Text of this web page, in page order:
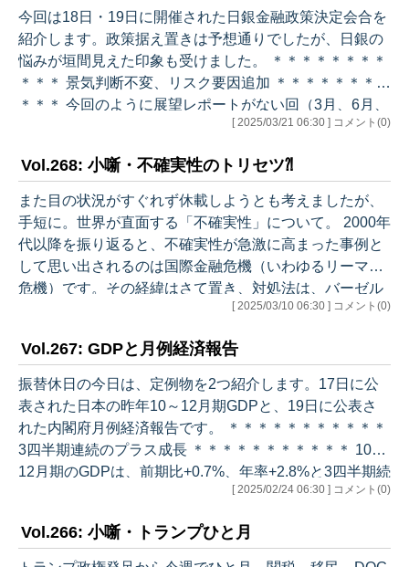
公共投資：底堅く推移している ・輸出：このところ持ち
直しの動きがみられる （先行き） ・基調：雇用・所得環
境が改善する下で、各種政策の効果もあって、緩やかな
回復が続くことが期…
今回は18日・19日に開催された日銀金融政策決定会合を
紹介します。政策据え置きは予想通りでしたが、日銀の
悩みが垣間見えた印象も受けました。 ＊＊＊＊＊＊＊＊
＊＊＊ 景気判断不変、リスク要因追加 ＊＊＊＊＊＊＊＊
＊＊＊ 今回のように展望レポートがない回（3月、6月、
9月、12月）とある回（1月、4月、7月、10月）とでは分
持。リスク要因の指摘内容については、「各国の通商政
策等の動きやその影響を受けた」との一言が追加されま
した。 （現状） ・基調：一部に弱めの動きもみられる
が、緩やかに回復している ・個人消費：物価上昇の影響
などがみられるもの…
[ 2025/03/21 06:30 ] コメント(0)
Vol.268: 小噺・不確実性のトリセツ⁈
また目の状況がすぐれず休載しようとも考えましたが、
手短に。世界が直面する「不確実性」について。 2000年
代以降を振り返ると、不確実性が急激に高まった事例と
して思い出されるのは国際金融危機（いわゆるリーマン
危機）です。その経緯はさて置き、対処法は、バーゼル
3を通じて金融機関の資本と流動性の増強を図るという
る市場の不透明性の解消の組み合わせでした。「実弾」
＋「情報」がカギだったと言えそうです。 次に世界を襲
った大きな不確実性はコロナ禍。今となってはどうして
これが収束したのか判然としない面がありますが、ウィ
ルス自体の弱毒化、ワクチン、（初期段階…
[ 2025/03/10 06:30 ] コメント(0)
Vol.267: GDPと月例経済報告
振替休日の今日は、定例物を2つ紹介します。17日に公
表された日本の昨年10～12月期GDPと、19日に公表さ
れた内閣府月例経済報告です。 ＊＊＊＊＊＊＊＊＊＊＊
3四半期連続のプラス成長 ＊＊＊＊＊＊＊＊＊＊＊ 10～
12月期のGDPは、前期比+0.7%、年率+2.8%と3四半期続
けてプラス成長となりました。寄与度は内需-0.1%、外
が前期比+0.1%（寄与度+0.1%）と3四半期連続のプラス
成長。このほか、設備投資が前期比＋0.5％（寄与度+0.
[ 2025/02/24 06:30 ] コメント(0)
Vol.266: 小噺・トランプひと月